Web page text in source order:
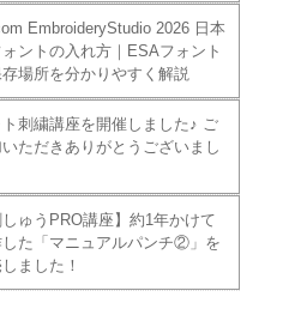
EmbroideryStudio 2026 日本
ントの入れ方｜ESAフォント
場所を分かりやすく解説
ト刺繍講座を開催しました♪ ご
ただきありがとうございまし
しゅうPRO講座】約1年かけて
た「マニュアルパンチ②」を
ました！